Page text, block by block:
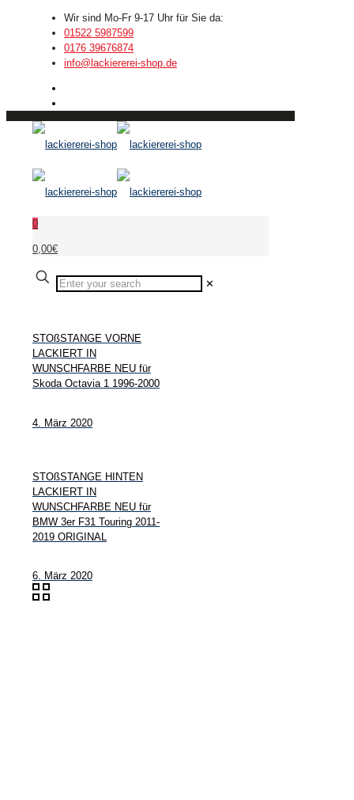
Wir sind Mo-Fr 9-17 Uhr für Sie da:
01522 5987599
0176 39676874
info@lackiererei-shop.de
0
0,00€
✕
STOßSTANGE VORNE
LACKIERT IN
WUNSCHFARBE NEU für
Skoda Octavia 1 1996-2000
4. März 2020
STOßSTANGE HINTEN
LACKIERT IN
WUNSCHFARBE NEU für
BMW 3er F31 Touring 2011-
2019 ORIGINAL
6. März 2020